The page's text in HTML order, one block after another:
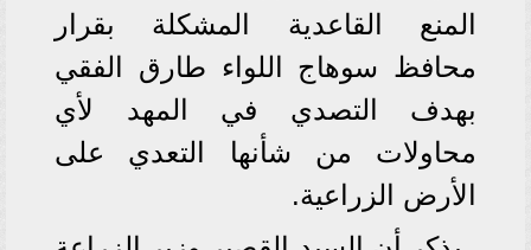
المنع القاعدية المشكلة بقرار
محافظ سوهاج اللواء طارق الفقي
بهدف التصدي في المهد لأي
محاولات من شأنها التعدي على
الأرض الزراعية.